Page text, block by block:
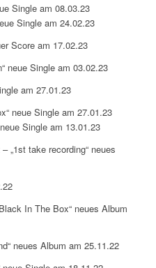
Single am 08.03.23
Single am 24.02.23
Score am 17.02.23
neue Single am 03.02.23
am 27.01.23
neue Single am 27.01.23
Single am 13.01.23
„1st take recording“ neues
In The Box“ neues Album
neues Album am 25.11.22